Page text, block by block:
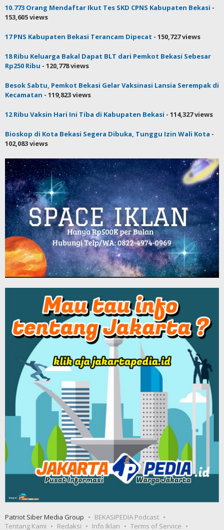
10.773 Orang Mendaftar Ikut Tes SKD CPNS Kabupaten Bekasi -
153,605 views
17 PNS Kabupaten Bekasi Terancam Dipecat - 150,727 views
18 Ribu Keluarga Bakal Dapat BLT dari Pemkot Bekasi Sebesar
Rp250 Ribu - 120,778 views
Besok Sabtu, Pemkot Bekasi Gelar Vaksinasi Lansia Serempak di
Kecamatan - 119,823 views
12 Ribu Vaksin Hari Ini Tiba di Kabupaten Bekasi - 114,327 views
Bioskop di Kota Bekasi Segera Dibuka, Tunggu Izin Wali Kota -
102,083 views
Patriot Siber Media Group
BEKASIPEDIA Podcast
Tentang Kami
Redaksi Info Iklan Terms of Service